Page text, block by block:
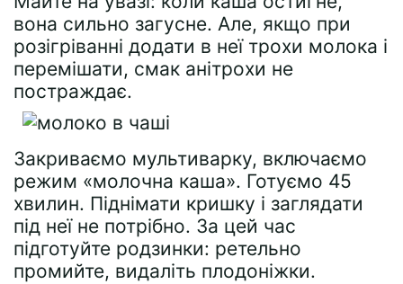
вона сильно загусне. Але, якщо при
розігріванні додати в неї трохи молока і
перемішати, смак анітрохи не
постраждає.
Закриваємо мультиварку, включаємо
режим «молочна каша». Готуємо 45
хвилин. Піднімати кришку і заглядати
під неї не потрібно. За цей час
підготуйте родзинки: ретельно
промийте, видаліть плодоніжки.